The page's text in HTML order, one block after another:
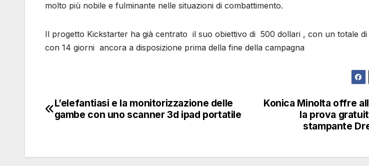
molto più nobile e fulminante nelle situazioni di combattimento.
Il progetto Kickstarter ha già centrato il suo obiettivo di 500 dollari , con un totale di
con 14 giorni ancora a disposizione prima della fine della campagna
Navigazione
Konica Minolta offre
la prova
stampante
L’elefantiasi e la monitorizzazione delle
gambe con uno scanner 3d ipad portatile